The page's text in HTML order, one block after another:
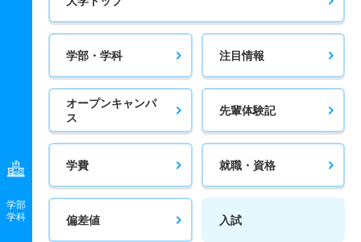
学部
学科
学部・学科 注目情報
オープンキャンパ
ス
先輩体験記
学費 就職・資格
偏差値 入試